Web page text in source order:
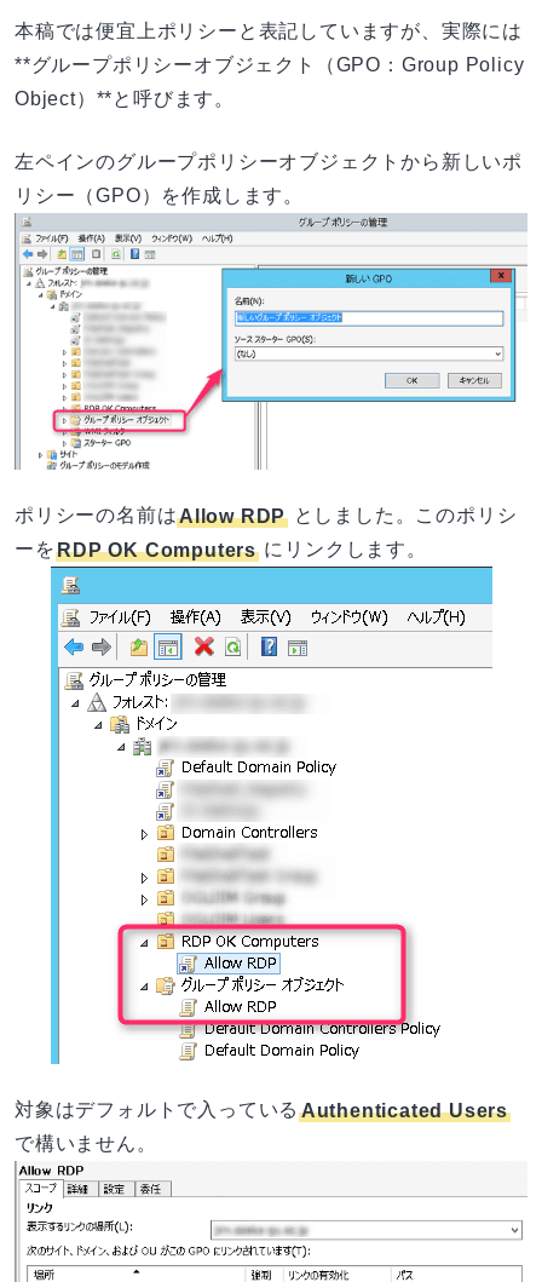
本稿では便宜上ポリシーと表記していますが、実際には
**グループポリシーオブジェクト（GPO：Group Policy
Object）**と呼びます。
左ペインのグループポリシーオブジェクトから新しいポ
リシー（GPO）を作成します。
ポリシーの名前はAllow RDPとしました。このポリシ
ーをRDP OK Computersにリンクします。
対象はデフォルトで入っているAuthenticated Users
で構いません。